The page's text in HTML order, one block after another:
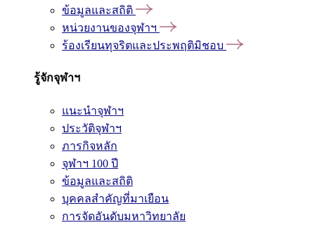
ข้อมูลและสถิติ
หน่วยงานของจุฬาฯ
ร้องเรียนทุจริตและประพฤติมิชอบ
รู้จักจุฬาฯ
แนะนำจุฬาฯ
ประวัติจุฬาฯ
ภารกิจหลัก
จุฬาฯ 100 ปี
ข้อมูลและสถิติ
บุคคลสำคัญที่มาเยือน
การจัดอันดับมหาวิทยาลัย